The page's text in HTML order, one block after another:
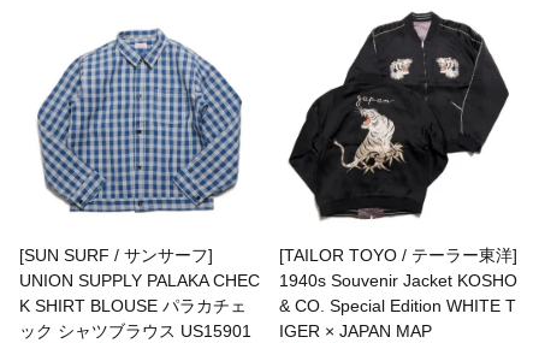
[SUN SURF / サンサーフ]
UNION SUPPLY PALAKA CHEC
K SHIRT BLOUSE パラカチェ
ック シャツブラウス US15901
[TAILOR TOYO / テーラー東洋]
1940s Souvenir Jacket KOSHO
& CO. Special Edition WHITE T
IGER × JAPAN MAP
BasShu
BEADED ACCESSORIES
benine 9